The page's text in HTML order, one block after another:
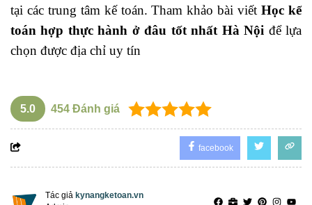
tại các trung tâm kế toán. Tham khảo bài viếtHọc kế
toán hợp thực hành ở đâu tốt nhất Hà Nội để lựa
chọn được địa chỉ uy tín
5.0 454 Đánh giá
facebook
Tác giả kynangketoan.vn